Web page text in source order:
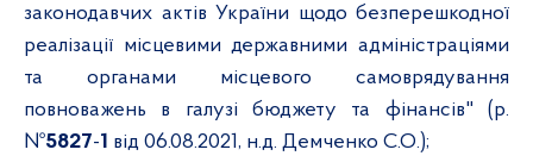
законодавчих актів України щодо безперешкодної
реалізації місцевими державними адміністраціями
та органами місцевого самоврядування
повноважень в галузі бюджету та фінансів" (р.
№5827-1 від 06.08.2021, н.д. Демченко С.О.);